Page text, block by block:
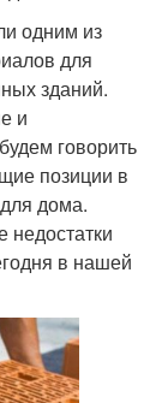
одним из
для
зданий.
и
говорить
позиции в
дома.
недостатки
в нашей